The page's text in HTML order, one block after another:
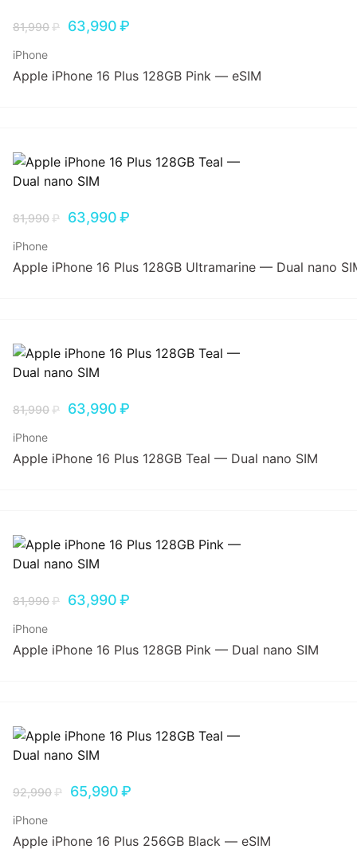
81,990₽ 63,990₽
iPhone
Apple iPhone 16 Plus 128GB Pink — eSIM
81,990₽ 63,990₽
iPhone
Apple iPhone 16 Plus 128GB Ultramarine — Dual nano
81,990₽ 63,990₽
iPhone
Apple iPhone 16 Plus 128GB Teal — Dual nano SIM
81,990₽ 63,990₽
iPhone
Apple iPhone 16 Plus 128GB Pink — Dual nano SIM
92,990₽ 65,990₽
iPhone
Apple iPhone 16 Plus 256GB Black — eSIM